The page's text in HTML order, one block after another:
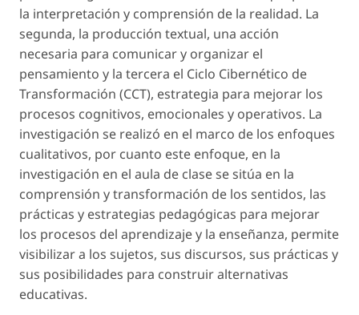
la interpretación y comprensión de la realidad. La
segunda, la producción textual, una acción
necesaria para comunicar y organizar el
pensamiento y la tercera el Ciclo Cibernético de
Transformación (CCT), estrategia para mejorar los
procesos cognitivos, emocionales y operativos. La
investigación se realizó en el marco de los enfoques
cualitativos, por cuanto este enfoque, en la
investigación en el aula de clase se sitúa en la
comprensión y transformación de los sentidos, las
prácticas y estrategias pedagógicas para mejorar
los procesos del aprendizaje y la enseñanza, permite
visibilizar a los sujetos, sus discursos, sus prácticas y
sus posibilidades para construir alternativas
educativas.